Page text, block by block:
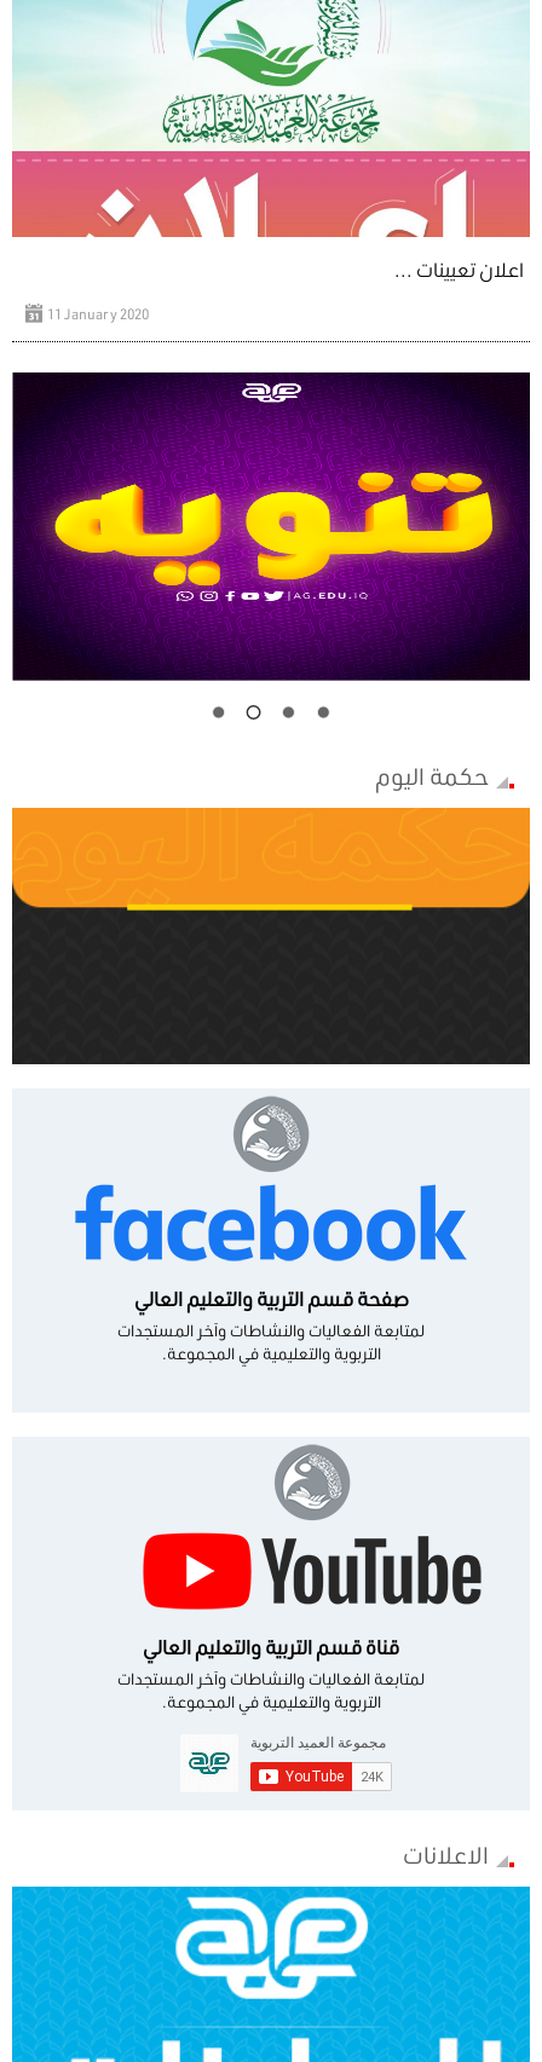
اعلان تعيينات ...
11 January 2020
حكمة اليوم
صفحة قسم التربية والتعليم العالي
لمتابعة الفعاليات والنشاطات وآخر المستجدات
التربوية والتعليمية في المجموعة.
قناة قسم التربية والتعليم العالي
لمتابعة الفعاليات والنشاطات وآخر المستجدات
التربوية والتعليمية في المجموعة.
الاعلانات